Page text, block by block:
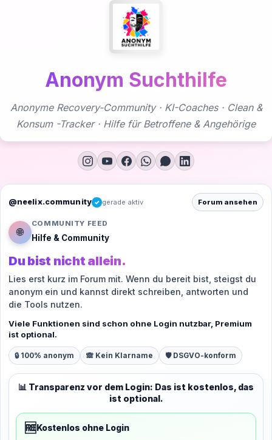
Anonym Suchthilfe
Anonyme Recovery-Community · KI-Coaches · Clean &
Konsum -Tracker · Hilfe für Betroffene & Angehörige
@neelix.community ✓ gerade aktiv Forum ansehen
🌐
COMMUNITY FEED
Hilfe & Community
Du bist nicht allein.
Lies erst kurz im Forum mit. Wenn du bereit bist, steigst du
anonym ein und kannst direkt schreiben, antworten und
die Tools nutzen.
Viele Funktionen sind schon ohne Login nutzbar, Premium
ist optional.
🔒 100% anonym 🙈 Kein Klarname 🛡️ DSGVO-konform
📊 Transparenz vor dem Login: Das ist kostenlos, das
ist optional.
🆓 Kostenlos ohne Login